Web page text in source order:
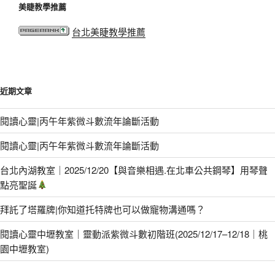
美睫教學推薦
台北美睫教學推薦
近期文章
閱讀心靈|丙午年紫微斗數流年論斷活動
閱讀心靈|丙午年紫微斗數流年論斷活動
台北內湖教室｜2025/12/20【與音樂相遇.在北車公共鋼琴】用琴聲
點亮聖誕
拜託了塔羅牌|你知道托特牌也可以做寵物溝通嗎？
閱讀心靈中壢教室｜靈動派紫微斗數初階班(2025/12/17–12/18｜桃
園中壢教室)